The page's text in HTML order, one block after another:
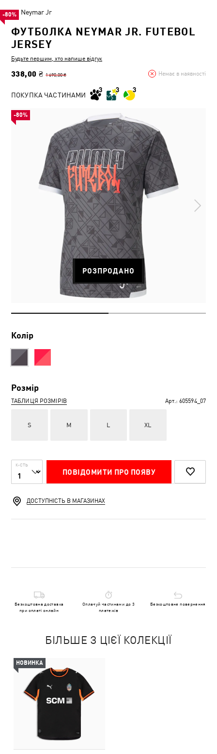
Neymar Jr
ФУТБОЛКА NEYMAR JR. FUTEBOL
JERSEY
Будьте першим, хто напише відгук
338,00 ₴ 1 690,00 ₴ Немає в наявності
-80%
ПОКУПКА ЧАСТИНАМИ
РОЗПРОДАНО
Колір
Розмір
ТАБЛИЦЯ РОЗМІРІВ Арт.: 605594_07
S M L XL
К-СТЬ
ПОВІДОМИТИ ПРО ПОЯВУ
-80%
ДОСТУПНІСТЬ В МАГАЗИНАХ
Безкоштовна доставка
при оплаті онлайн
Оплачуй частинами до 3
платежів
Безкоштовне повернення
БІЛЬШЕ З ЦІЄЇ КОЛЕКЦІЇ
НОВИНКА